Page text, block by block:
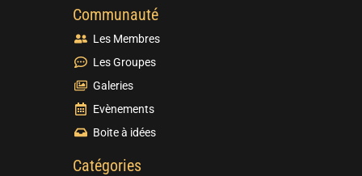
Communauté
Les Membres
Les Groupes
Galeries
Evènements
Boite à idées
Catégories